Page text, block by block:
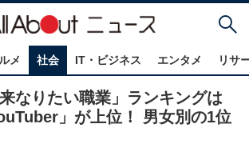
メ 社会 IT・ビジネス エンタメ リサ
なりたい職業」ランキングは
」が上位！ 男女別の1位